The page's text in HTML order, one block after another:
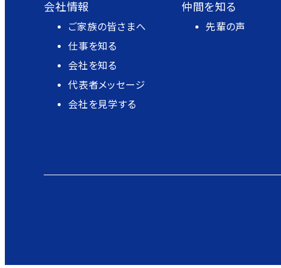
会社情報
ご家族の皆さまへ
仕事を知る
会社を知る
代表者メッセージ
会社を見学する
仲間を知る
先輩の声